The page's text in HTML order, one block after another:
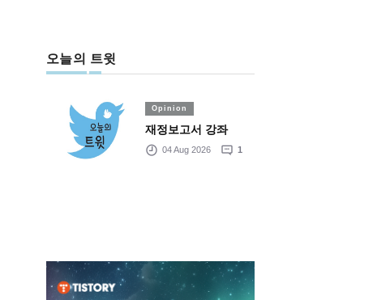
오늘의 트윗
Opinion
재정보고서 강좌
04 Aug 2026 1